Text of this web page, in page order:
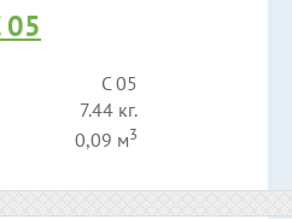
С 05
7.44 кг.
0,09 м3